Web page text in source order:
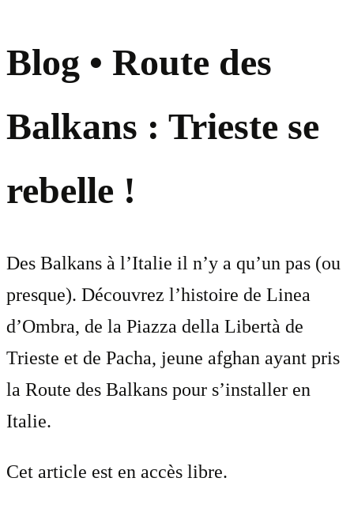
Blog • Route des
Balkans : Trieste se
rebelle !
Des Balkans à l’Italie il n’y a qu’un pas (ou
presque). Découvrez l’histoire de Linea
d’Ombra, de la Piazza della Libertà de
Trieste et de Pacha, jeune afghan ayant pris
la Route des Balkans pour s’installer en
Italie.
Cet article est en accès libre.